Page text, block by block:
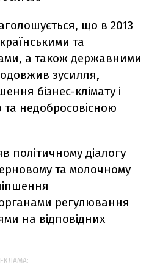
що в 2013
та
а також державними
зусилля,
бізнес-клімату і
та недобросовісною
політичному діалогу
та молочному
регулювання
на відповідних